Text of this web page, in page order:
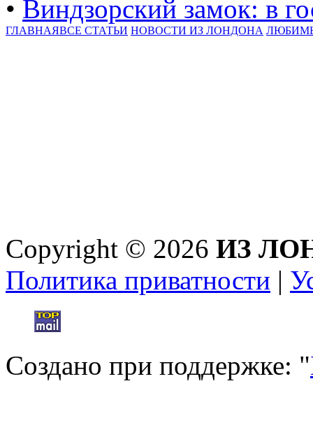
• Виндзорский замок: в
ГЛАВНАЯВСЕ СТАТЬИ НОВОСТИ ИЗ ЛОНДОНА
Copyright © 2026 ИЗ
Политика приватности |
Создано при поддержке: "